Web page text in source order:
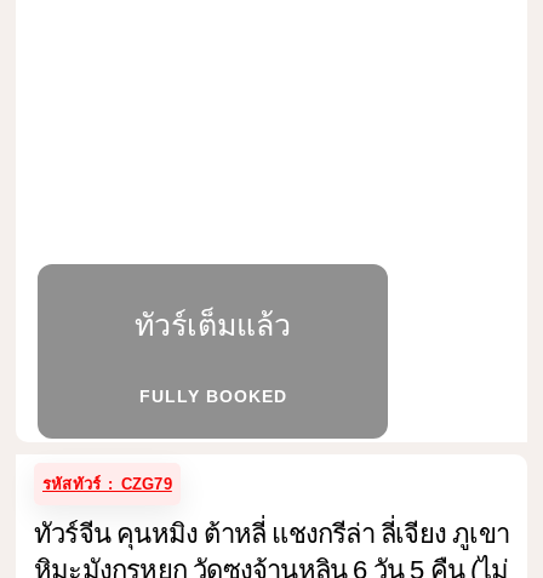
ทัวร์เต็มแล้ว
FULLY BOOKED
รหัสทัวร์ : CZG79
ทัวร์จีน คุนหมิง ต้าหลี่ แชงกรีล่า ลี่เจียง ภูเขา
หิมะมังกรหยก วัดซงจ้านหลิน 6 วัน 5 คืน (ไม่